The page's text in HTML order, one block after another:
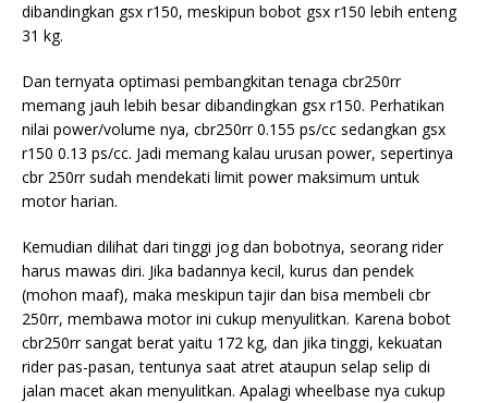
dibandingkan gsx r150, meskipun bobot gsx r150 lebih enteng
31 kg.
Dan ternyata optimasi pembangkitan tenaga cbr250rr
memang jauh lebih besar dibandingkan gsx r150. Perhatikan
nilai power/volume nya, cbr250rr 0.155 ps/cc sedangkan gsx
r150 0.13 ps/cc. Jadi memang kalau urusan power, sepertinya
cbr 250rr sudah mendekati limit power maksimum untuk
motor harian.
Kemudian dilihat dari tinggi jog dan bobotnya, seorang rider
harus mawas diri. Jika badannya kecil, kurus dan pendek
(mohon maaf), maka meskipun tajir dan bisa membeli cbr
250rr, membawa motor ini cukup menyulitkan. Karena bobot
cbr250rr sangat berat yaitu 172 kg, dan jika tinggi, kekuatan
rider pas-pasan, tentunya saat atret ataupun selap selip di
jalan macet akan menyulitkan. Apalagi wheelbase nya cukup